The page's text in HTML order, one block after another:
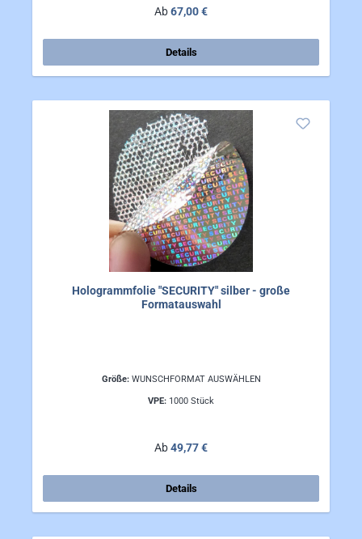
Regulärer Preis:
Ab67,00 €
Details
Hologrammfolie "SECURITY" silber - große
Formatauswahl
Größe: WUNSCHFORMAT AUSWÄHLEN
VPE: 1000 Stück
Regulärer Preis:
Ab49,77 €
Details